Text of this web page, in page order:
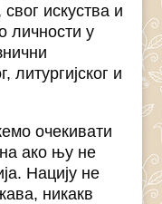
искуства и
личности у
литургијског и
очекивати
ако њу не
Нацију не
никакв